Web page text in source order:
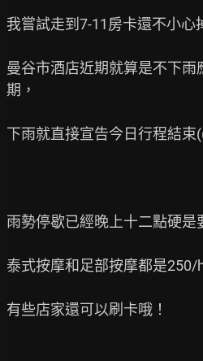
我嘗試走到7-11房卡還不小心
曼谷市酒店近期就算是不下
期，
下雨就直接宣告今日行程結束
雨勢停歇已經晚上十二點硬是
泰式按摩和足部按摩都是250/
有些店家還可以刷卡哦！